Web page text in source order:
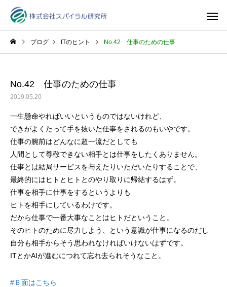
ブログ ITのヒント No.42 仕事のための仕事
No.42 仕事のための仕事
2019.05.20
一生懸命やればいいというものではないけれど、
できがよくたって手を抜いた仕事をされるのもいやです。
仕事の腕前はどんなに超一流だとしても
人間として尊敬できない相手とは仕事をしたくありません。
仕事とは結局サービスを与えたりいただいたりすることで、
最終的にはヒトとヒトとのやり取りに帰結するはず。
仕事を相手に仕事をするというよりも
ヒトを相手にしているわけです。
だから仕事で一番大事なことはヒトだということ。
そのヒトのために尽力しよう、という意識が仕事になるのだし
自分も相手からそう思われなければいけないはずです。
ITとかAIが進むにつれて忘れ去られそうなこと。
#Ｂ面はこちら